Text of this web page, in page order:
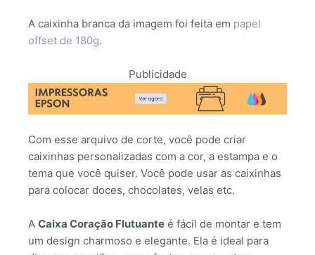
A caixinha branca da imagem foi feita em papel
offset de 180g.
Publicidade
Com esse arquivo de corte, você pode criar
caixinhas personalizadas com a cor, a estampa e o
tema que você quiser. Você pode usar as caixinhas
para colocar doces, chocolates, velas etc.
A Caixa Coração Flutuante é fácil de montar e tem
um design charmoso e elegante. Ela é ideal para